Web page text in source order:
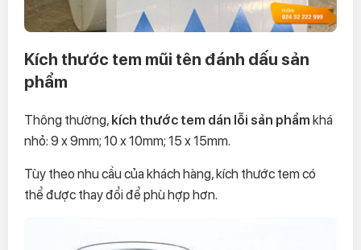
Kích thước tem mũi tên đánh dấu sản
phẩm
Thông thường, kích thước tem dán lỗi sản phẩm khá
nhỏ: 9 x 9mm; 10 x 10mm; 15 x 15mm.
Tùy theo nhu cầu của khách hàng, kích thước tem có
thể được thay đổi để phù hợp hơn.